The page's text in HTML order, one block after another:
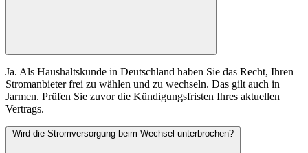
Ja. Als Haushaltskunde in Deutschland haben Sie das Recht, Ihren
Stromanbieter frei zu wählen und zu wechseln. Das gilt auch in
Jarmen. Prüfen Sie zuvor die Kündigungsfristen Ihres aktuellen
Vertrags.
Wird die Stromversorgung beim Wechsel unterbrochen?